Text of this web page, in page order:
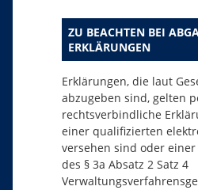
ZU BEACHTEN BEI
ERKLÄRUNGEN
Erklärungen, die laut
abzugeben sind, gelten
rechtsverbindliche
einer qualifizierten
versehen sind oder
des § 3a Absatz 2 Satz 4